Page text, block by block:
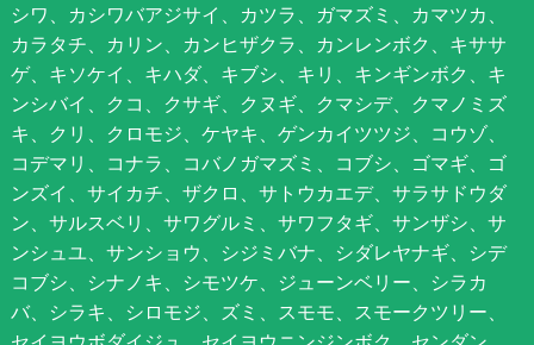
シワ、カシワバアジサイ、カツラ、ガマズミ、カマツカ、
カラタチ、カリン、カンヒザクラ、カンレンボク、キササ
ゲ、キソケイ、キハダ、キブシ、キリ、キンギンボク、キ
ンシバイ、クコ、クサギ、クヌギ、クマシデ、クマノミズ
キ、クリ、クロモジ、ケヤキ、ゲンカイツツジ、コウゾ、
コデマリ、コナラ、コバノガマズミ、コブシ、ゴマギ、ゴ
ンズイ、サイカチ、ザクロ、サトウカエデ、サラサドウダ
ン、サルスベリ、サワグルミ、サワフタギ、サンザシ、サ
ンシュユ、サンショウ、シジミバナ、シダレヤナギ、シデ
コブシ、シナノキ、シモツケ、ジューンベリー、シラカ
バ、シラキ、シロモジ、ズミ、スモモ、スモークツリー、